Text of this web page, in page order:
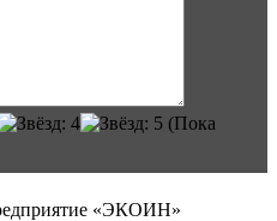
(Пока
«ЭКОИН»